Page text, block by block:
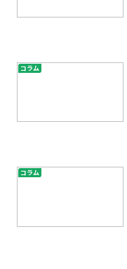
コラム
コラム